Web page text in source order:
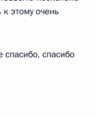
к этому очень
спасибо